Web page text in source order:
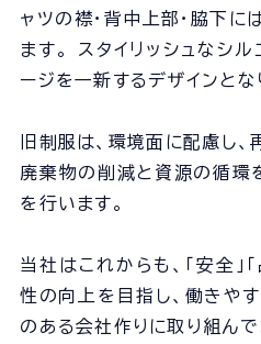
ャツの襟・背中上部・脇下に
ます。 スタイリッシュなシ
ージを一新するデザインとな
旧制服は、環境面に配慮し
廃棄物の削減と資源の循環
を行います。
当社はこれからも、「安全」
性の向上を目指し、働きや
のある会社作りに取り組んで